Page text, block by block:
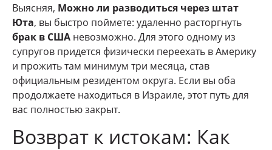
Выясняя, Можно ли разводиться через штат
Юта, вы быстро поймете: удаленно расторгнуть
брак в США невозможно. Для этого одному из
супругов придется физически переехать в Америку
и прожить там минимум три месяца, став
официальным резидентом округа. Если вы оба
продолжаете находиться в Израиле, этот путь для
вас полностью закрыт.
Возврат к истокам: Как